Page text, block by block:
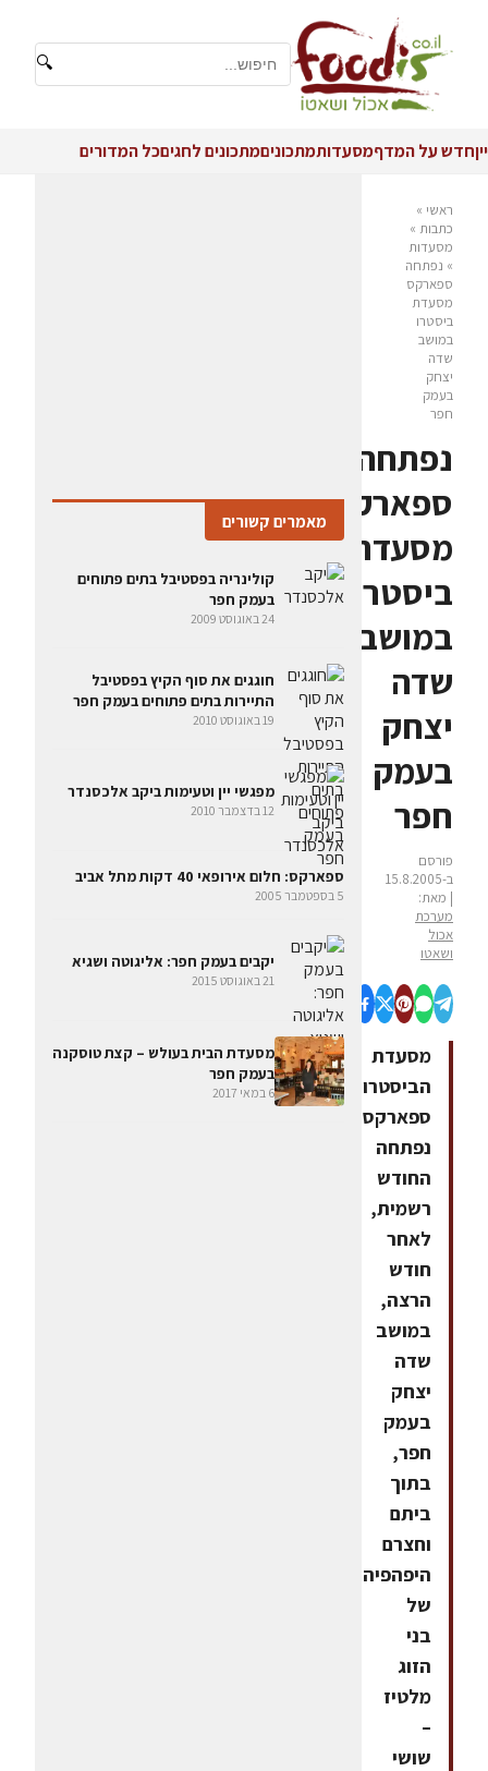
🔍
ייןחדש על המדףמסעדותמתכוניםמתכונים לחגיםכל המדורים
ראשי »
כתבות »
מסעדות
» נפתחה
ספארקס
מסעדת
ביסטרו
במושב
שדה
יצחק
בעמק
חפר
נפתחה
ספארקס
מסעדת
ביסטרו
במושב
שדה
יצחק
בעמק
חפר
פורסם
ב-15.8.2005
| מאת:
מערכת
אכול
ושאטו
מסעדת
הביסטרו
ספארקס
נפתחה
החודש
רשמית,
לאחר
חודש
הרצה,
במושב
שדה
יצחק
בעמק
חפר,
בתוך
ביתם
וחצרם
היפהפיה
של
בני
הזוג
מלטיז
–
שושי
מאמרים קשורים
קולינריה בפסטיבל בתים פתוחים
בעמק חפר
24 באוגוסט 2009
חוגגים את סוף הקיץ בפסטיבל
התיירות בתים פתוחים בעמק חפר
19 באוגוסט 2010
מפגשי יין וטעימות ביקב אלכסנדר
12 בדצמבר 2010
ספארקס: חלום אירופאי 40 דקות מתל אביב
5 בספטמבר 2005
יקבים בעמק חפר: אליגוטה ושגיא
21 באוגוסט 2015
מסעדת הבית בעולש – קצת טוסקנה
בעמק חפר
6 במאי 2017